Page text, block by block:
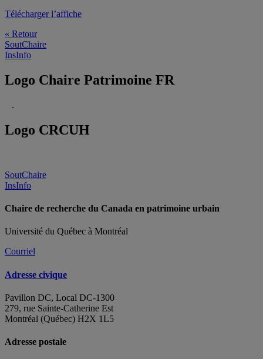
Télécharger l’affiche
« Retour
SoutChaire
InsInfo
Logo Chaire Patrimoine FR
.
Logo CRCUH
SoutChaire
InsInfo
Chaire de recherche du Canada en patrimoine urbain
Université du Québec à Montréal
Courriel
Adresse civique
Pavillon DC, Local DC-1300
279, rue Sainte-Catherine Est
Montréal (Québec) H2X 1L5
Adresse postale